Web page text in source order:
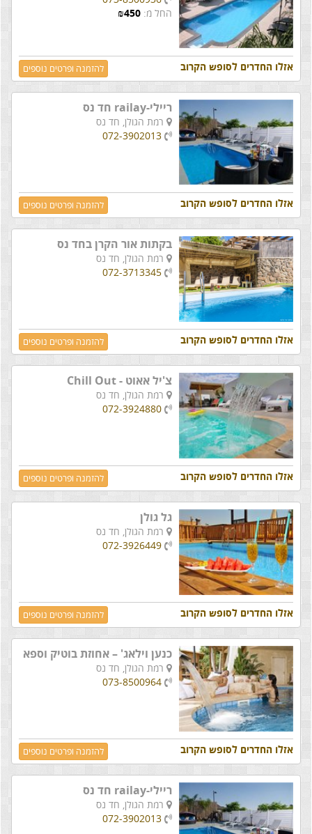
החל מ:
₪450
אזלו החדרים לסופש הקרוב להזמנה ופרטים נוספים
ריילי-railay חד נס
רמת הגולן, חד נס
072-3902013
אזלו החדרים לסופש הקרוב להזמנה ופרטים נוספים
בקתות אור הקרן בחד נס
רמת הגולן, חד נס
072-3713345
אזלו החדרים לסופש הקרוב להזמנה ופרטים נוספים
צ'יל אאוט - Chill Out
רמת הגולן, חד נס
072-3924880
אזלו החדרים לסופש הקרוב להזמנה ופרטים נוספים
גל גולן
רמת הגולן, חד נס
072-3926449
אזלו החדרים לסופש הקרוב להזמנה ופרטים נוספים
כנען וילאג' – אחוזת בוטיק וספא
רמת הגולן, חד נס
073-8500964
אזלו החדרים לסופש הקרוב להזמנה ופרטים נוספים
ריילי-railay חד נס
רמת הגולן, חד נס
072-3902013